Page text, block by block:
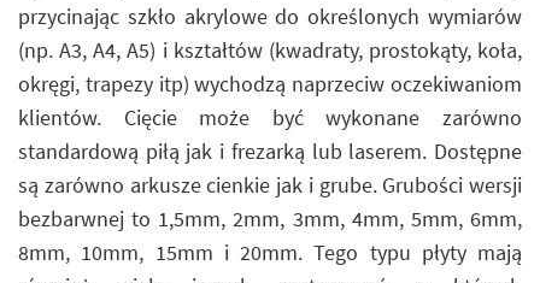
przycinając szkło akrylowe do określonych wymiarów
(np. A3, A4, A5) i kształtów (kwadraty, prostokąty, koła,
okręgi, trapezy itp) wychodzą naprzeciw oczekiwaniom
klientów. Cięcie może być wykonane zarówno
standardową piłą jak i frezarką lub laserem. Dostępne
są zarówno arkusze cienkie jak i grube. Grubości wersji
bezbarwnej to 1,5mm, 2mm, 3mm, 4mm, 5mm, 6mm,
8mm, 10mm, 15mm i 20mm. Tego typu płyty mają